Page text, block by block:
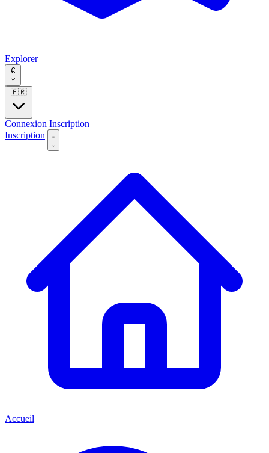
Explorer
€
🇫🇷
Connexion Inscription
Inscription
Accueil